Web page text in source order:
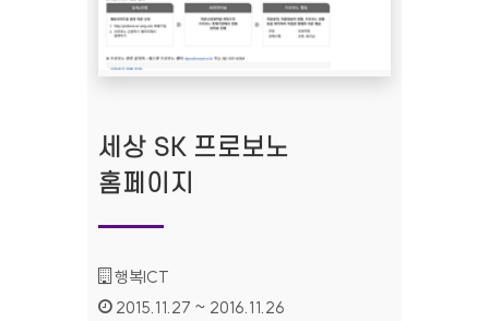
세상 SK 프로보노
홈페이지
기관명 :
행복ICT
인증기간 :
2015.11.27 ~ 2016.11.26